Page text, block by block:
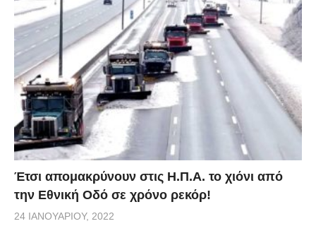
Έτσι απομακρύνουν στις Η.Π.Α. το χιόνι από
την Εθνική Οδό σε χρόνο ρεκόρ!
24 ΙΑΝΟΥΑΡΊΟΥ, 2022